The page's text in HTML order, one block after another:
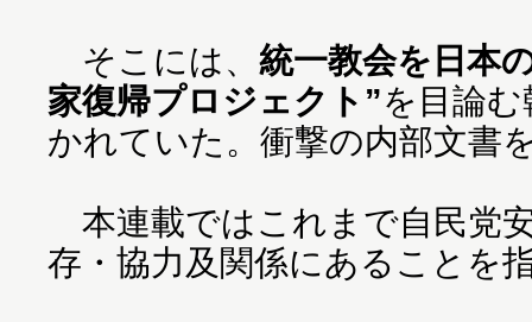
そこには、 統一教会を日本
家復帰プロジェクト”を目論
かれていた。衝撃の内部文書
本連載ではこれまで自民党
存・協力及関係にあることを